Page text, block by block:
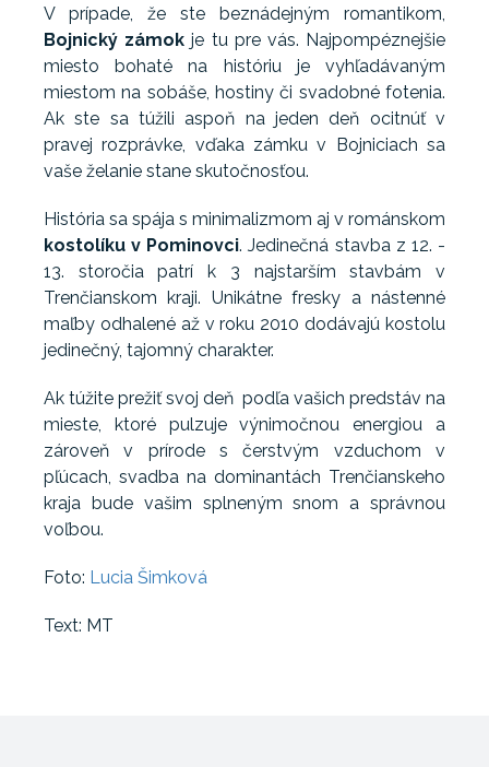
V prípade, že ste beznádejným romantikom,
Bojnický zámok je tu pre vás. Najpompéznejšie
miesto bohaté na históriu je vyhľadávaným
miestom na sobáše, hostiny či svadobné fotenia.
Ak ste sa túžili aspoň na jeden deň ocitnúť v
pravej rozprávke, vďaka zámku v Bojniciach sa
vaše želanie stane skutočnosťou.
História sa spája s minimalizmom aj v románskom
kostolíku v Pominovci. Jedinečná stavba z 12. -
13. storočia patrí k 3 najstarším stavbám v
Trenčianskom kraji. Unikátne fresky a nástenné
maľby odhalené až v roku 2010 dodávajú kostolu
jedinečný, tajomný charakter.
Ak túžite prežiť svoj deň podľa vašich predstáv na
mieste, ktoré pulzuje výnimočnou energiou a
zároveň v prírode s čerstvým vzduchom v
pľúcach, svadba na dominantách Trenčianskeho
kraja bude vašim splneným snom a správnou
voľbou.
Foto: Lucia Šimková
Text: MT